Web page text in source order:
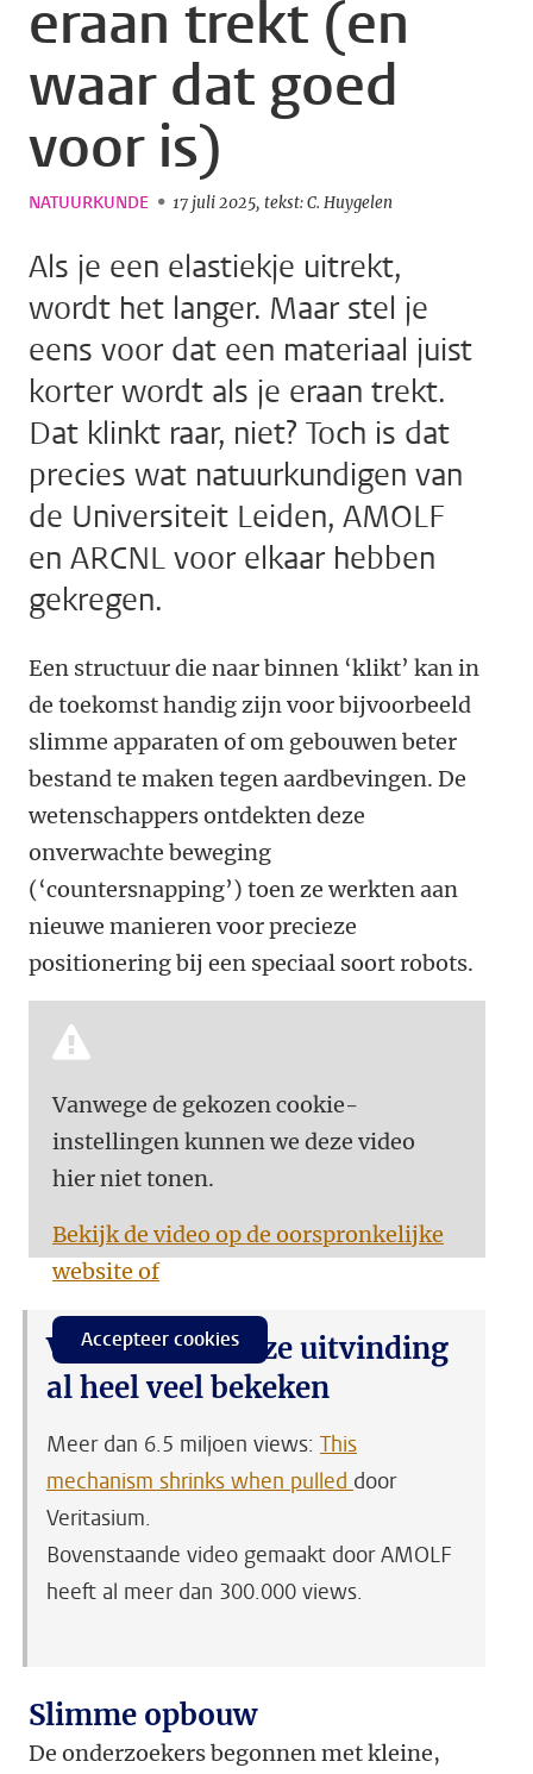
eraan trekt (en
waar dat goed
voor is)
NATUURKUNDE 17 juli 2025 tekst: C. Huygelen
Als je een elastiekje uitrekt,
wordt het langer. Maar stel je
eens voor dat een materiaal juist
korter wordt als je eraan trekt.
Dat klinkt raar, niet? Toch is dat
precies wat natuurkundigen van
de Universiteit Leiden, AMOLF
en ARCNL voor elkaar hebben
gekregen.
Een structuur die naar binnen ‘klikt’ kan in
de toekomst handig zijn voor bijvoorbeeld
slimme apparaten of om gebouwen beter
bestand te maken tegen aardbevingen. De
wetenschappers ontdekten deze
onverwachte beweging
(‘countersnapping’) toen ze werkten aan
nieuwe manieren voor precieze
positionering bij een speciaal soort robots.
Vanwege de gekozen cookie-
instellingen kunnen we deze video
hier niet tonen.
Bekijk de video op de oorspronkelijke
website of
Accepteer cookies
Video’s over deze uitvinding
al heel veel bekeken
Meer dan 6.5 miljoen views: This
mechanism shrinks when pulled door
Veritasium.
Bovenstaande video gemaakt door AMOLF
heeft al meer dan 300.000 views.
Slimme opbouw
De onderzoekers begonnen met kleine,